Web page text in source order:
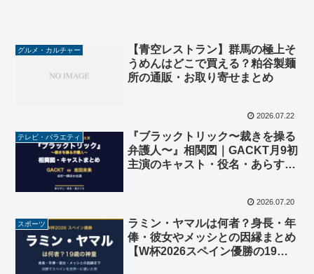
グルメ・カルチャー
【青空レストラン】群馬の極上そ
うめんはどこで買える？粕谷製麺
所の通販・お取り寄せまとめ
2026.07.22
テレビ・バラエティ
『ブラックトリック〜裁きを操る
弁護人〜』相関図｜GACKT月9初
主演のキャスト・役名・あらすじ
2026.07.20
スポーツ
ラミン・ヤマルは何者？身長・年
俸・彼女やメッシとの因縁まとめ
【W杯2026スペイン優勝の19